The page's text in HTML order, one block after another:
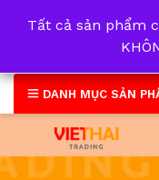
DANH MỤC SẢN
Tất cả sản phẩm